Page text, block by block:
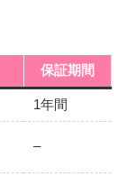
保証期間
1年間
–